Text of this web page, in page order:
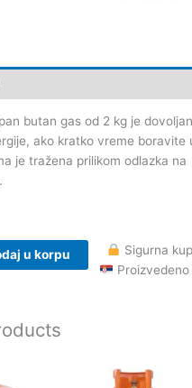
butan gas od 2 kg je
ako kratko vreme boravite
je tražena prilikom odlazka na
u korpu
Sigurna